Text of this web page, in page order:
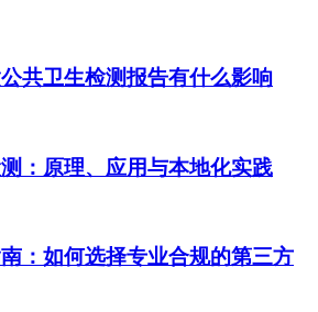
共卫生检测报告有什么影响
：原理、应用与本地化实践
：如何选择专业合规的第三方